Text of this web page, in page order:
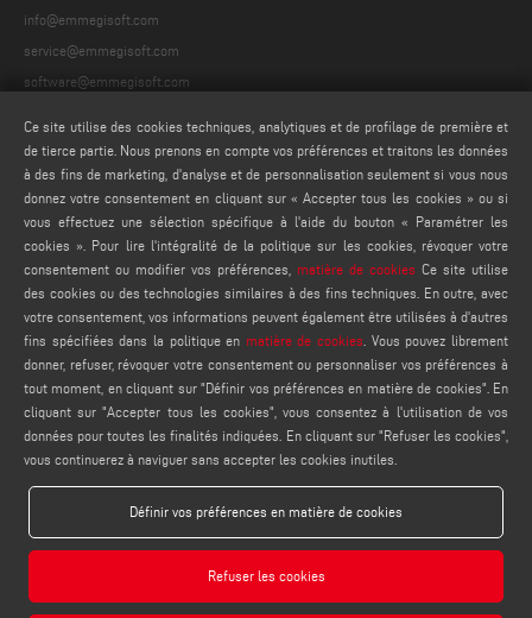
info@emmegisoft.com
service@emmegisoft.com
software@emmegisoft.com
FIND US ON
LÉGAUX
PRIVACY POLICY
LEGAL NOTES
COOKIE POLICY
Emmegisoft S.r.l. - Via Carpi Ravarino, 300, 41019 Soliera MO - ITALY - Phone +39 059
566273 - P.IVA 03236850362
Ce site utilise des cookies techniques, analytiques et de profilage de première et
de tierce partie. Nous prenons en compte vos préférences et traitons les données
à des fins de marketing, d'analyse et de personnalisation seulement si vous nous
donnez votre consentement en cliquant sur « Accepter tous les cookies » ou si
vous effectuez une sélection spécifique à l'aide du bouton « Paramétrer les
cookies ». Pour lire l'intégralité de la politique sur les cookies, révoquer votre
consentement ou modifier vos préférences, matière de cookies Ce site utilise
des cookies ou des technologies similaires à des fins techniques. En outre, avec
votre consentement, vos informations peuvent également être utilisées à d'autres
fins spécifiées dans la politique en matière de cookies . Vous pouvez librement
donner, refuser, révoquer votre consentement ou personnaliser vos préférences à
tout moment, en cliquant sur "Définir vos préférences en matière de cookies". En
cliquant sur "Accepter tous les cookies", vous consentez à l'utilisation de vos
données pour toutes les finalités indiquées. En cliquant sur "Refuser les cookies",
vous continuerez à naviguer sans accepter les cookies inutiles.
Définir vos préférences en matière de cookies
Refuser les cookies